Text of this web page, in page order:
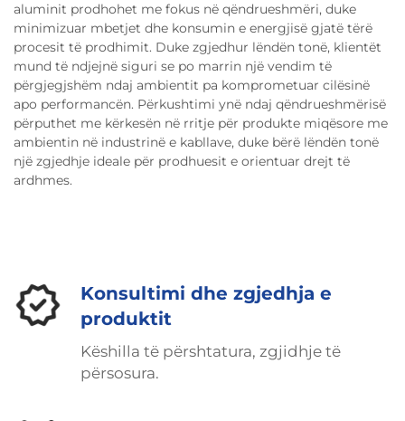
aluminit prodhohet me fokus në qëndrueshmëri, duke
minimizuar mbetjet dhe konsumin e energjisë gjatë tërë
procesit të prodhimit. Duke zgjedhur lëndën tonë, klientët
mund të ndjejnë siguri se po marrin një vendim të
përgjegjshëm ndaj ambientit pa komprometuar cilësinë
apo performancën. Përkushtimi ynë ndaj qëndrueshmërisë
përputhet me kërkesën në rritje për produkte miqësore me
ambientin në industrinë e kabllave, duke bërë lëndën tonë
një zgjedhje ideale për prodhuesit e orientuar drejt të
ardhmes.
Konsultimi dhe zgjedhja e
produktit
Këshilla të përshtatura, zgjidhje të
përsosura.